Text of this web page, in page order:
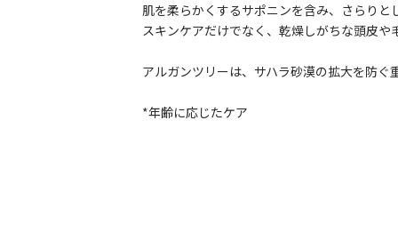
肌を柔らかくするサポニンを含み、さらり
スキンケアだけでなく、乾燥しがちな頭皮
アルガンツリーは、サハラ砂漠の拡大を防
*年齢に応じたケア